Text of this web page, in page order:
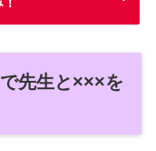
先生と×××を